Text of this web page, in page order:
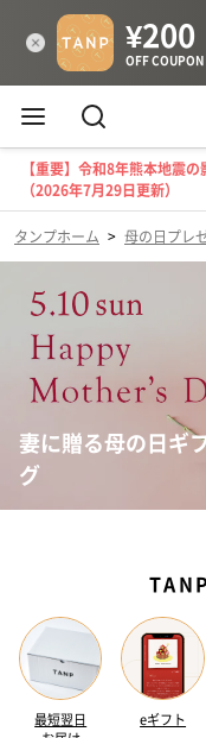
【重要】令和8年熊本地震
（2026年7月29日更新）
タンプホーム > 母の日プレ
妻に贈る母の日ギ
グ
最短翌日
eギフト